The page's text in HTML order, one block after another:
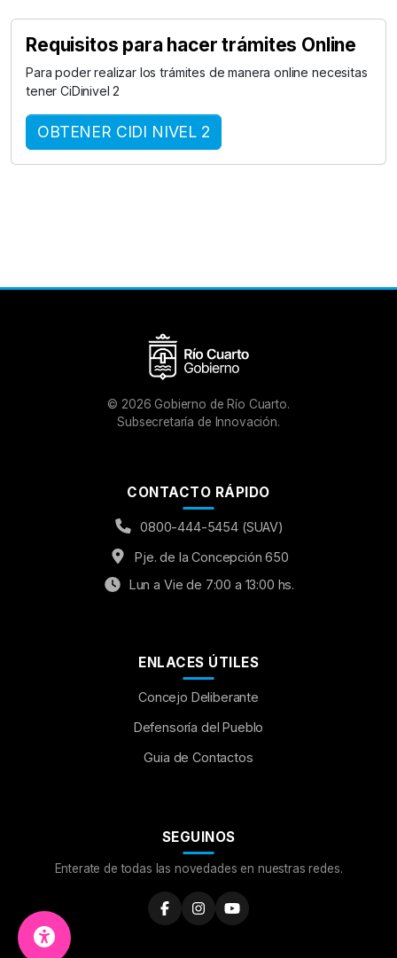
Requisitos para hacer trámites Online
Para poder realizar los trámites de manera online necesitas
tener CiDinivel 2
OBTENER CIDI NIVEL 2
© 2026 Gobierno de Río Cuarto.
Subsecretaría de Innovación.
CONTACTO RÁPIDO
0800-444-5454 (SUAV)
Pje. de la Concepción 650
Lun a Vie de 7:00 a 13:00 hs.
ENLACES ÚTILES
Concejo Deliberante
Defensoría del Pueblo
Guia de Contactos
SEGUINOS
Enterate de todas las novedades en nuestras redes.
Aumentar Fuente
OFF
Leer al pasar el mouse